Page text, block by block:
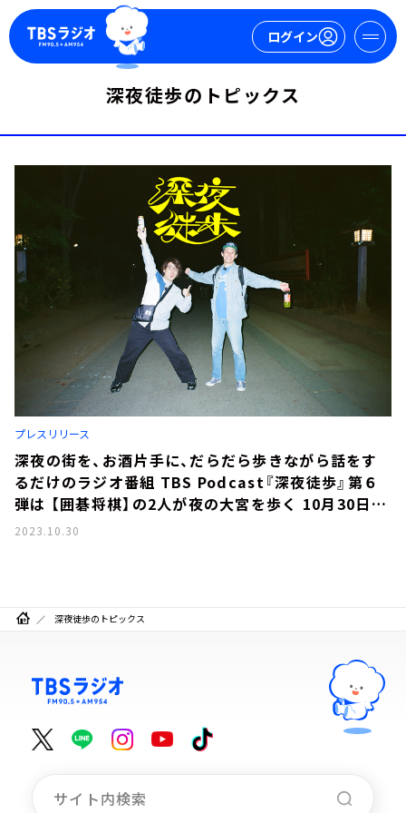
ログイン
今日の番組表
週間番組表
トピックス
TBS Podcast
お知らせ
イベント・グッズ
YouTube
会社情報
深夜徒歩のトピックス
プレスリリース
深夜の街を、お酒片手に、だらだら歩きながら話をす
るだけのラジオ番組 TBS Podcast『深夜徒歩』第６
弾は 【囲碁将棋】の2人が夜の大宮を歩く 10月30日
（月）17時頃、各種Podcastで配信スタート！ 2人
2023.10.30
深夜徒歩のトピックス